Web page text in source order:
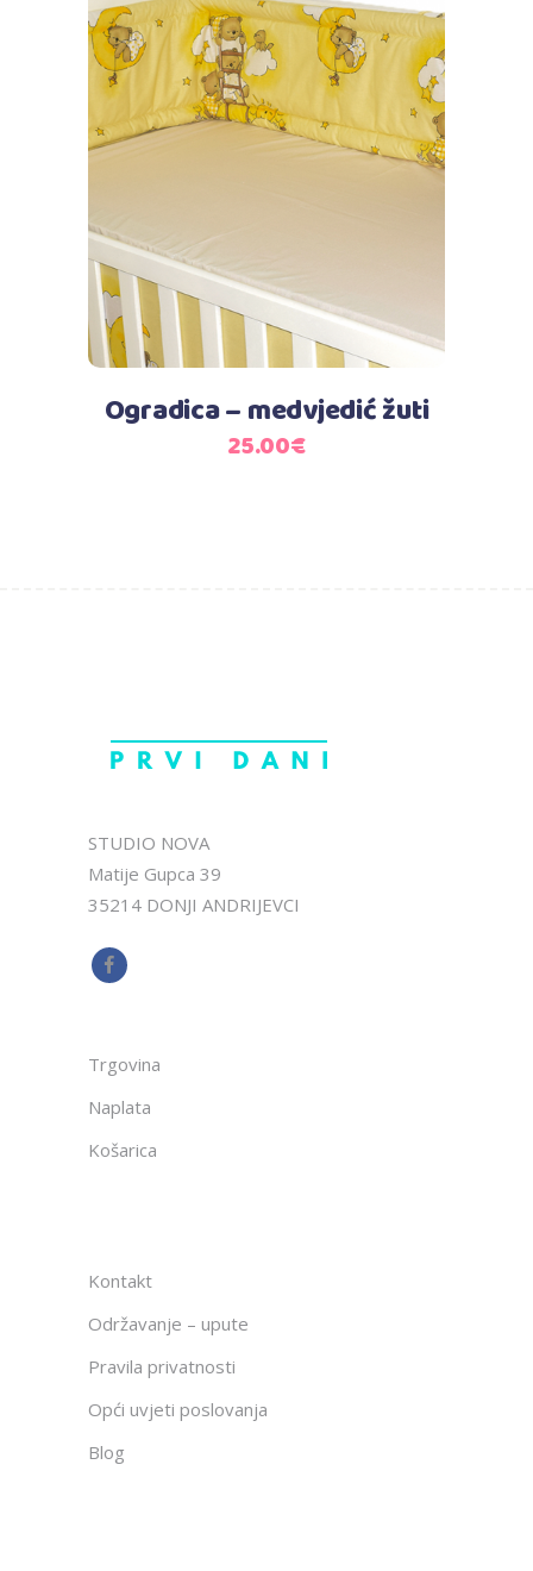
Dodaj u košaricu
Ogradica – medvjedić žuti
25.00€
STUDIO NOVA
Matije Gupca 39
35214 DONJI ANDRIJEVCI
Trgovina
Naplata
Košarica
Kontakt
Održavanje – upute
Pravila privatnosti
Opći uvjeti poslovanja
Blog